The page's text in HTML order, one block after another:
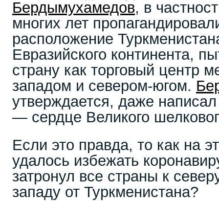
Бердымухамедов, в
многих лет
расположение
Евразийского континента,
страну как торговый центр
западом и севером-югом.
утверждается, даже
— сердце Великого
Если это правда, то как на
удалось избежать
затронул все страны к
западу от Туркменистана?